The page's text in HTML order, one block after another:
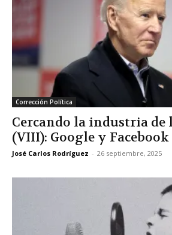
Corrección Política
Cercando la industria de
(VIII): Google y Facebook
José Carlos Rodríguez - 26 septiembre, 2025